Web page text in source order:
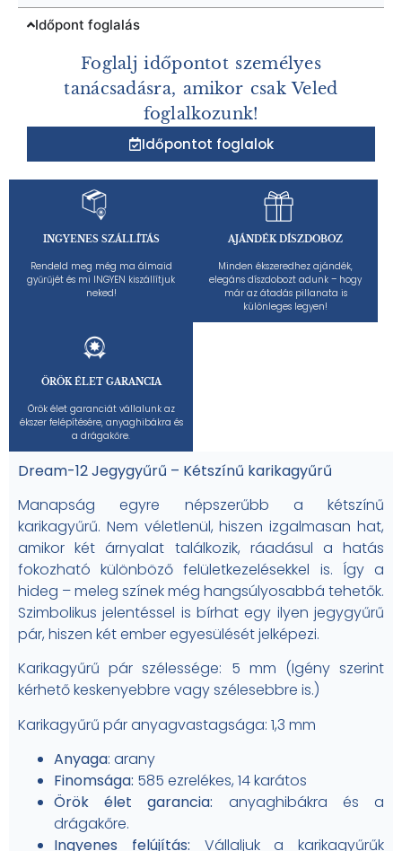
INGYENES SZÁLLÍTÁS
Rendeld meg még ma álmaid
gyűrűjét és mi INGYEN kiszállítjuk
neked!
AJÁNDÉK DÍSZDOBOZ
Minden ékszeredhez ajándék,
elegáns díszdobozt adunk – hogy
már az átadás pillanata is
különleges legyen!
ÖRÖK ÉLET GARANCIA
Örök élet garanciát vállalunk az
ékszer felépítésére, anyaghibákra és
a drágakőre.
Dream-12 Jegygyűrű – Kétszínű karikagyűrű
Manapság egyre népszerűbb a kétszínű
karikagyűrű. Nem véletlenül, hiszen izgalmasan hat,
amikor két árnyalat találkozik, ráadásul a hatás
fokozható különböző felületkezelésekkel is. Így a
hideg – meleg színek még hangsúlyosabbá tehetők.
Szimbolikus jelentéssel is bírhat egy ilyen jegygyűrű
pár, hiszen két ember egyesülését jelképezi.
Karikagyűrű pár szélessége: 5 mm (Igény szerint
kérhető keskenyebbre vagy szélesebbre is.)
Karikagyűrű pár anyagvastagsága: 1,3 mm
Anyaga: arany
Finomsága: 585 ezrelékes, 14 karátos
Örök élet garancia: anyaghibákra és a
drágakőre.
Ingyenes felújítás: Vállaljuk a karikagyűrűk
Időpont foglalás
Foglalj időpontot személyes
tanácsadásra, amikor csak Veled
foglalkozunk!
Időpontot foglalok